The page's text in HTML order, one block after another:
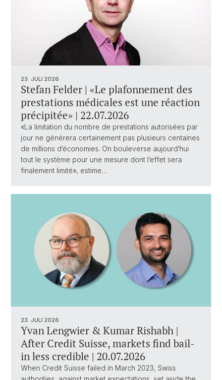
23. JULI 2026
Stefan Felder | «Le plafonnement des
prestations médicales est une réaction
précipitée» | 22.07.2026
«La limitation du nombre de prestations autorisées par
jour ne générera certainement pas plusieurs centaines
de millions d’économies. On bouleverse aujourd’hui
tout le système pour une mesure dont l’effet sera
finalement limité», estime…
23. JULI 2026
Yvan Lengwier & Kumar Rishabh |
After Credit Suisse, markets find bail-
in less credible | 20.07.2026
When Credit Suisse failed in March 2023, Swiss